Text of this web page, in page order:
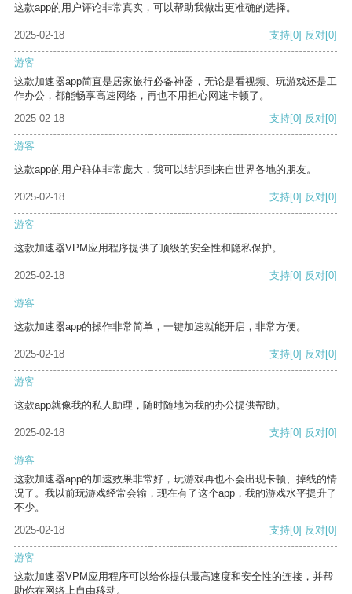
这款app的用户评论非常真实，可以帮助我做出更准确的选择。
2025-02-18 支持[0] 反对[0]
游客
这款加速器app简直是居家旅行必备神器，无论是看视频、玩游戏还是工
作办公，都能畅享高速网络，再也不用担心网速卡顿了。
2025-02-18
支持[0] 反对[0]
游客
这款app的用户群体非常庞大，我可以结识到来自世界各地的朋友。
2025-02-18 支持[0] 反对[0]
游客
这款加速器VPM应用程序提供了顶级的安全性和隐私保护。
2025-02-18 支持[0] 反对[0]
游客
这款加速器app的操作非常简单，一键加速就能开启，非常方便。
2025-02-18 支持[0] 反对[0]
游客
这款app就像我的私人助理，随时随地为我的办公提供帮助。
2025-02-18 支持[0] 反对[0]
游客
这款加速器app的加速效果非常好，玩游戏再也不会出现卡顿、掉线的情
况了。我以前玩游戏经常会输，现在有了这个app，我的游戏水平提升了
不少。
2025-02-18
支持[0] 反对[0]
游客
这款加速器VPM应用程序可以给你提供最高速度和安全性的连接，并帮
助你在网络上自由移动。